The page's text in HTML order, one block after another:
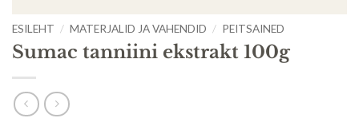
ESILEHT / MATERJALID JA VAHENDID / PEITSAINED
Sumac tanniini ekstrakt 100g